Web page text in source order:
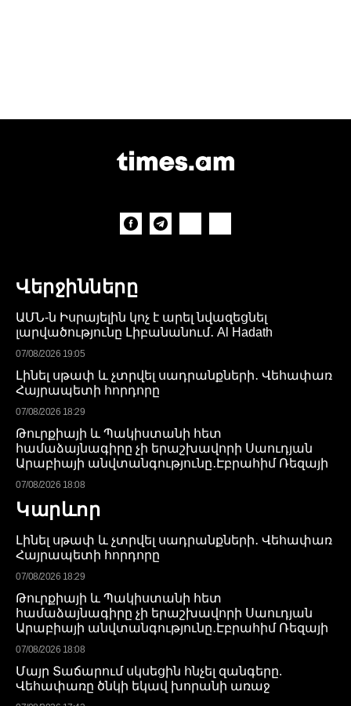
Վերջինները
ԱՄՆ-ն Իսրայելին կոչ է արել նվազեցնել
լարվածությունը Լիբանանում․ Al Hadath
07/08/2026 19:05
Լինել սթափ և չտրվել սադրանքների․ Վեհափառ
Հայրապետի հորդորը
07/08/2026 18:29
Թուրքիայի և Պակիստանի հետ
համաձայնագիրը չի երաշխավորի Սաուդյան
Արաբիայի անվտանգությունը․Էբրահիմ Ռեզայի
07/08/2026 18:08
Կարևոր
Լինել սթափ և չտրվել սադրանքների․ Վեհափառ
Հայրապետի հորդորը
07/08/2026 18:29
Թուրքիայի և Պակիստանի հետ
համաձայնագիրը չի երաշխավորի Սաուդյան
Արաբիայի անվտանգությունը․Էբրահիմ Ռեզայի
07/08/2026 18:08
Մայր Տաճարում սկսեցին հնչել զանգերը.
Վեհափառը ծնկի եկավ խորանի առաջ